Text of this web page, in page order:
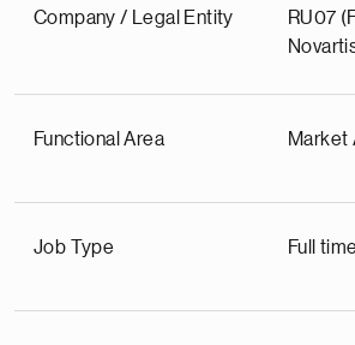
Company / Legal Entity
RU07
Functional Area Market
Job Type Full time